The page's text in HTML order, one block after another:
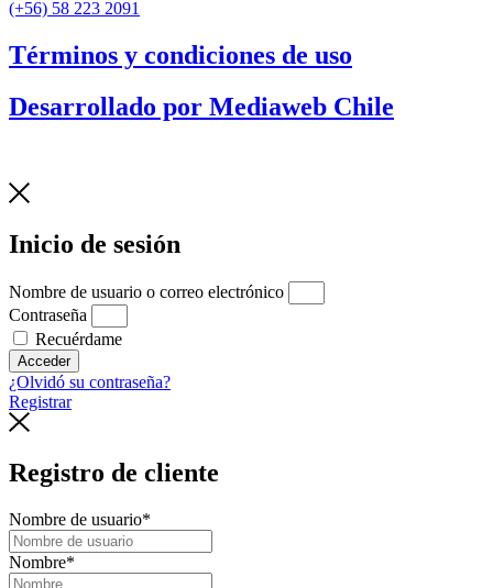
(+56) 58 223 2091
Términos y condiciones de uso
Desarrollado por Mediaweb Chile
Inicio de sesión
Nombre de usuario o correo electrónico
Contraseña
Recuérdame
Acceder
¿Olvidó su contraseña?
Registrar
Registro de cliente
Nombre de usuario*
Nombre*